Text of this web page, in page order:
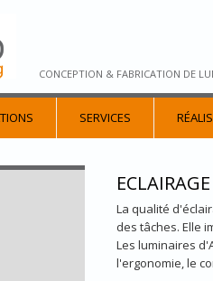
CONCEPTION & FABRICATION DE
SERVICES
La qualité
des tâches. Elle
Les luminaires
l'ergonomie, le